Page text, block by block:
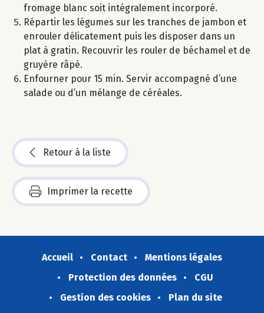
fromage blanc soit intégralement incorporé.
Répartir les légumes sur les tranches de jambon et
enrouler délicatement puis les disposer dans un
plat à gratin. Recouvrir les rouler de béchamel et de
gruyère râpé.
Enfourner pour 15 min. Servir accompagné d’une
salade ou d’un mélange de céréales.
Retour à la liste
Imprimer la recette
Accueil Contact
Mentions légales
Protection des données
CGU
Gestion des cookies
Plan du site